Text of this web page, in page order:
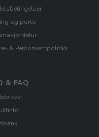
og porto
retur
& Personvernpolitikk
& FAQ